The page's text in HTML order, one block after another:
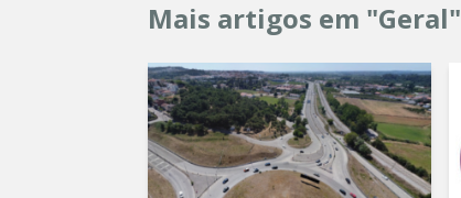
Mais artigos em "Geral"